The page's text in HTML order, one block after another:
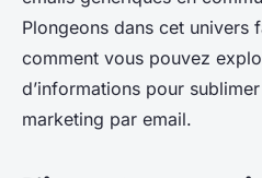
Plongeons dans cet univers
comment vous pouvez
d’informations pour
marketing par email.